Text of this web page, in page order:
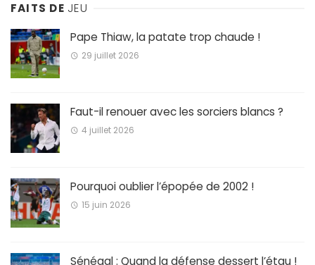
FAITS DE JEU
Pape Thiaw, la patate trop chaude !
29 juillet 2026
Faut-il renouer avec les sorciers blancs ?
4 juillet 2026
Pourquoi oublier l’épopée de 2002 !
15 juin 2026
Sénégal : Quand la défense dessert l’étau !